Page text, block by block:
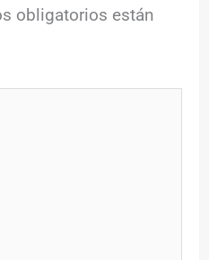
obligatorios están